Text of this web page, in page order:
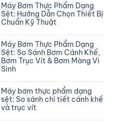
Máy Bơm Thực Phẩm Dạng
Sệt: Hướng Dẫn Chọn Thiết Bị
Chuẩn Kỹ Thuật
Máy Bơm Thực Phẩm Dạng
Sệt: So Sánh Bơm Cánh Khế,
Bơm Trục Vít & Bơm Màng Vi
Sinh
Máy bơm thực phẩm dạng
sệt: So sánh chi tiết cánh khế
và trục vít